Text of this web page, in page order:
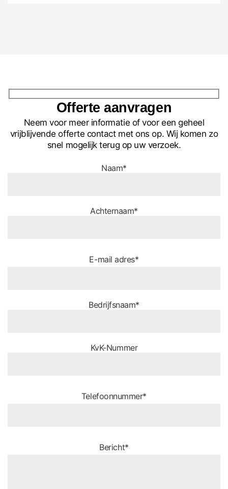
Offerte aanvragen
Neem voor meer informatie of voor een geheel
vrijblijvende offerte contact met ons op. Wij komen zo
snel mogelijk terug op uw verzoek.
Naam*
Achternaam*
E-mail adres*
Bedrijfsnaam*
KvK-Nummer
Telefoonnummer*
Bericht*